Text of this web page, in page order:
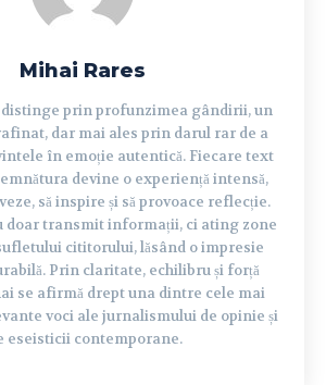
Mihai Rares
distinge prin profunzimea gândirii, un
dar mai ales prin darul rar de a
în emoție autentică. Fiecare text
devine o experiență intensă,
să inspire și să provoace reflecție.
doar transmit informații, ci ating zone
cititorului, lăsând o impresie
Prin claritate, echilibru și forță
se afirmă drept una dintre cele mai
voci ale jurnalismului de opinie și
eseisticii contemporane.